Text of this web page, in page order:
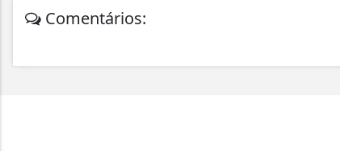
Comentários: